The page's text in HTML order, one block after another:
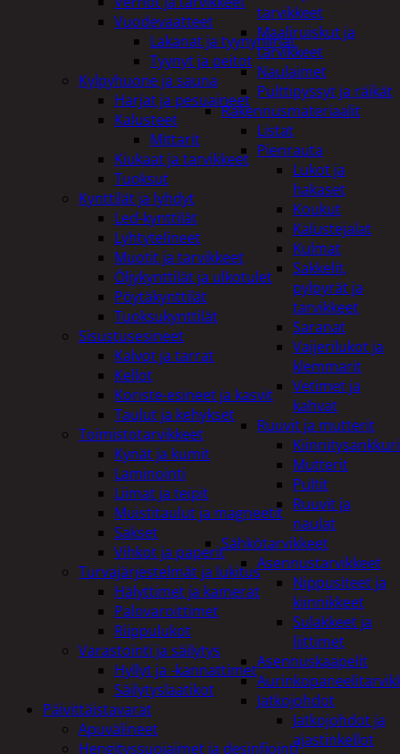
tarvikkeet
Maaliruiskut ja
tarvikkeet
Naulaimet
Pulttipyssyt ja räikät
Rakennusmateriaalit
Listat
Pienrauta
Lukot ja
hakaset
Koukut
Kalustejalat
Kulmat
Sakkelit,
pylpyrät ja
tarvikkeet
Saranat
Vaijerilukot ja
klemmarit
Vetimet ja
kahvat
Ruuvit ja mutterit
Mutterit
Pultit
Ruuvit ja
naulat
Sähkötarvikkeet
Asennustarvikkeet
Nippusiteet ja
kiinnikkeet
Sulakkeet ja
liittimet
Asennuskaapelit
Jatkojohdot
Jatkojohdot ja
ajastinkellot
Vuodevaatteet
Lakanat ja tyynynlinat
Tyynyt ja peitot
Kylpyhuone ja sauna
Harjat ja pesuaineet
Kalusteet
Mittarit
Kiukaat ja tarvikkeet
Tuoksut
Kynttilät ja lyhdyt
Led-kynttilät
Lyhtytelineet
Muotit ja tarvikkeet
Öljykynttilät ja ulkotulet
Pöytäkynttilät
Tuoksukynttilät
Sisustusesineet
Kalvot ja tarrat
Kellot
Koriste-esineet ja kasvit
Taulut ja kehykset
Toimistotarvikkeet
Kynät ja kumit
Laminointi
Liimat ja teipit
Muistitaulut ja magneetit
Sakset
Vihkot ja paperit
Turvajärjestelmät ja lukitus
Hälyttimet ja kamerat
Palovaroittimet
Riippulukot
Varastointi ja säilytys
Hyllyt ja -kannattimet
Säilytyslaatikot
Päivittäistavarat
Apuvälineet
Hengityssuojaimet ja desinfiointi